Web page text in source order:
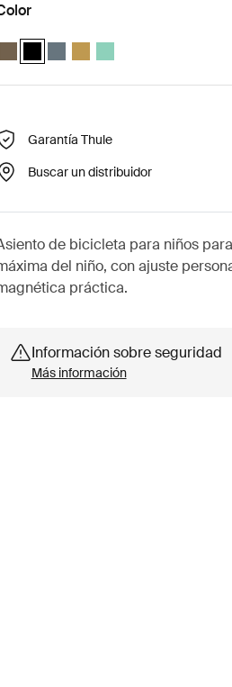
Thule Yepp Nexxt 2 maxi Caqui oscuro
Thule Yepp Nexxt 2 maxi Negro
Thule Yepp Nexxt 2 maxi Pizarra
Thule Yepp Nexxt 2 maxi
Thule Yepp Nexxt 2
Garantía Thule
Buscar un distribuidor
de bicicleta para niños
del niño, con ajuste
práctica.
Información sobre seguridad
Más información